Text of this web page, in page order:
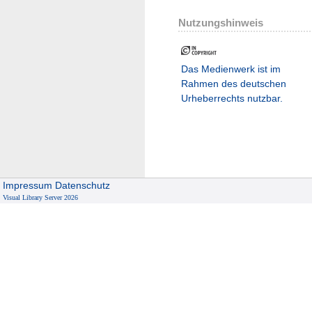
Nutzungshinweis
Das Medienwerk ist im
Rahmen des deutschen
Urheberrechts nutzbar.
Impressum Datenschutz
Visual Library Server 2026